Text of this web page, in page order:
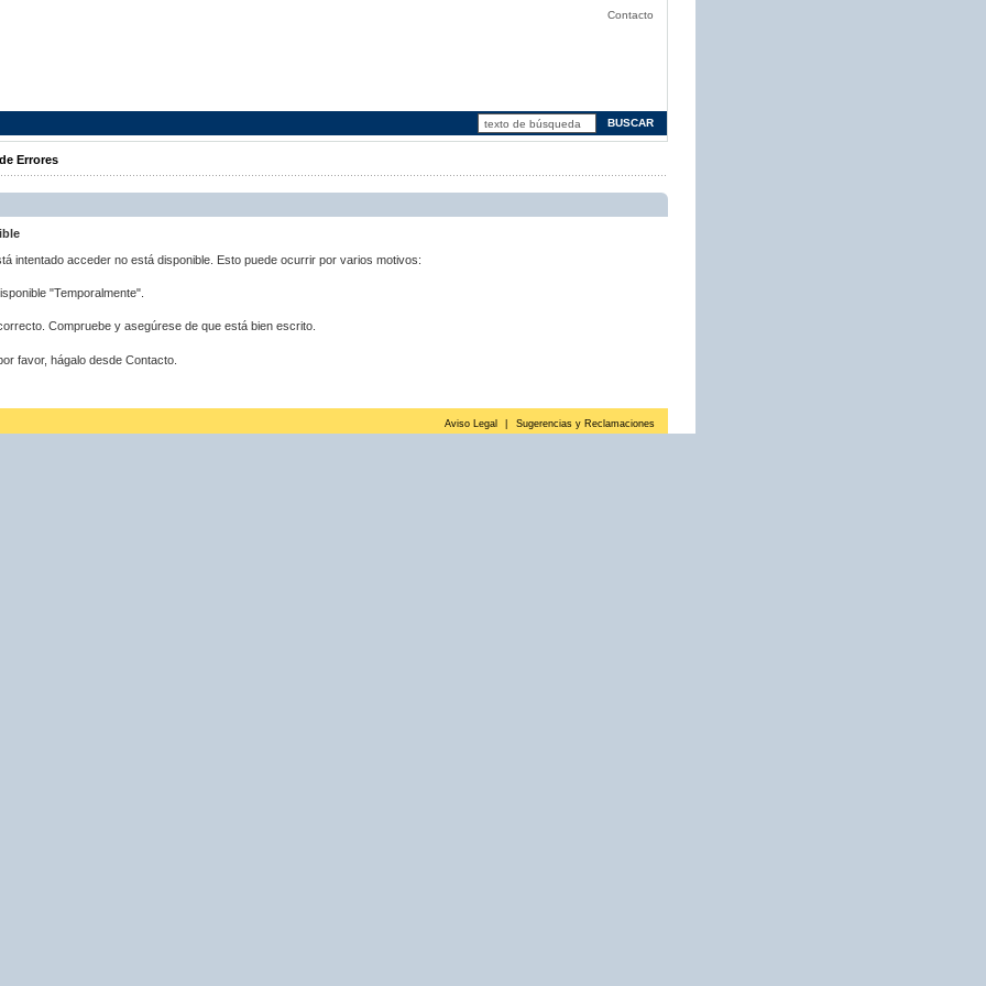
Contacto
Errores
intentado acceder no está disponible. Esto puede ocurrir por varios motivos:
"Temporalmente".
Compruebe y asegúrese de que está bien escrito.
favor, hágalo desde Contacto.
Aviso Legal Sugerencias y Reclamaciones